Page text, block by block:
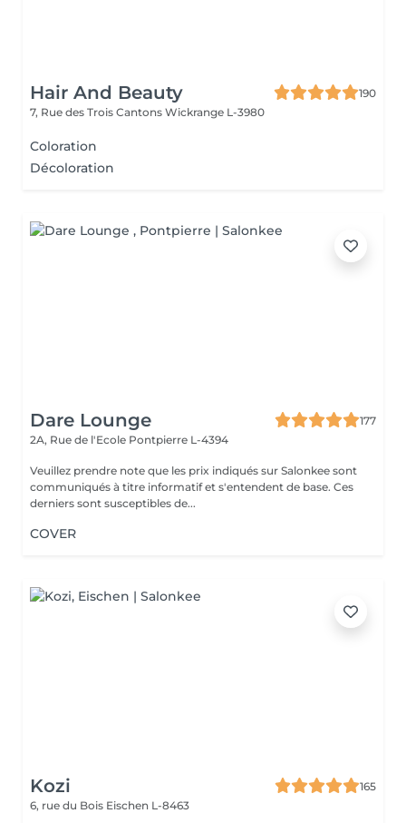
Hair And Beauty
190
7, Rue des Trois Cantons Wickrange L-3980
Coloration
Décoloration
Dare Lounge
177
2A, Rue de l'Ecole Pontpierre L-4394
Veuillez prendre note que les prix indiqués sur Salonkee sont
communiqués à titre informatif et s'entendent de base. Ces
derniers sont susceptibles de...
COVER
Kozi
165
6, rue du Bois Eischen L-8463